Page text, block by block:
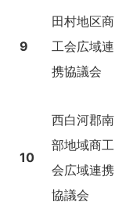
9
田村地区商
工会広域連
携協議会
10
西白河郡南
部地域商工
会広域連携
協議会